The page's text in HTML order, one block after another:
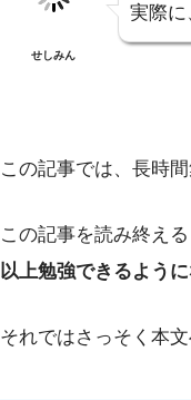
せしみん
実際に
この記事では、長時
この記事を読み終える
以上勉強できるように
それではさっそく本